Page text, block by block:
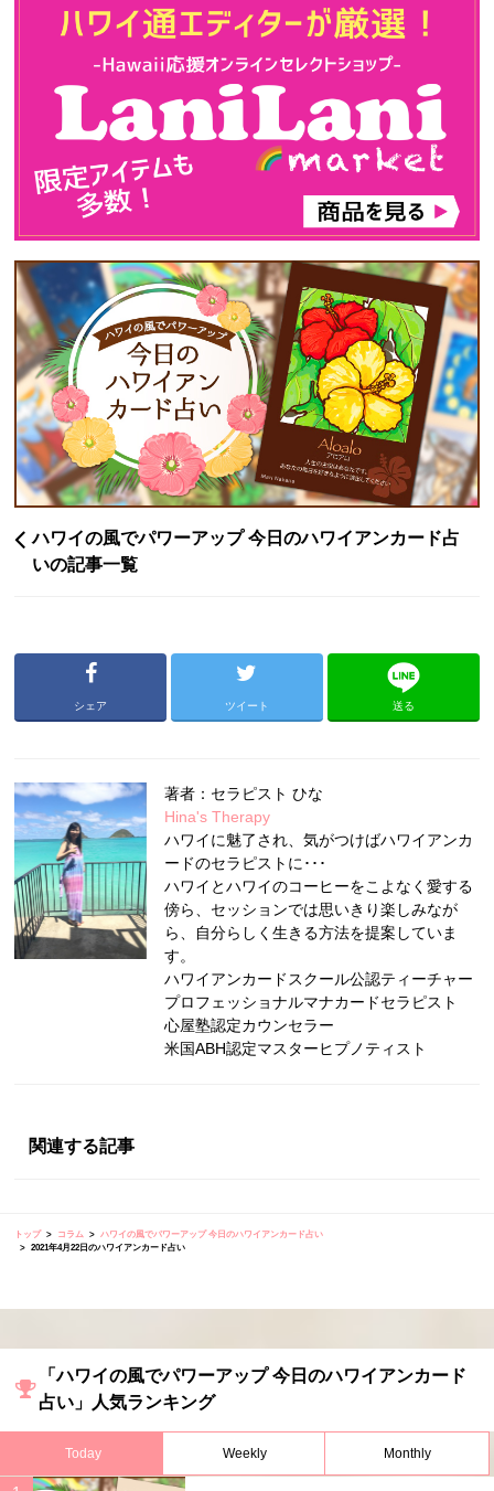
ハワイの風でパワーアップ 今日のハワイアンカード占
いの記事一覧
シェア ツイート 送る
著者：セラピスト ひな
Hina's Therapy
ハワイに魅了され、気がつけばハワイアンカ
ードのセラピストに･･･
ハワイとハワイのコーヒーをこよなく愛する
傍ら、セッションでは思いきり楽しみなが
ら、自分らしく生きる方法を提案していま
す。
ハワイアンカードスクール公認ティーチャー
プロフェッショナルマナカードセラピスト
心屋塾認定カウンセラー
米国ABH認定マスターヒプノティスト
関連する記事
トップ コラム
ハワイの風でパワーアップ 今日のハワイアンカード占い
2021年4月22日のハワイアンカード占い
「ハワイの風でパワーアップ 今日のハワイアンカード
占い」人気ランキング
Today Weekly Monthly